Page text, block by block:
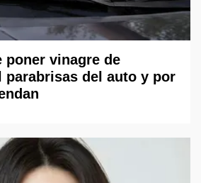
poner vinagre de
parabrisas del auto y por